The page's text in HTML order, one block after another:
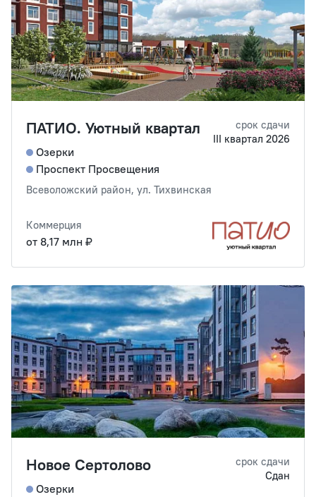
ПАТИО. Уютный квартал
Озерки
Проспект Просвещения
Всеволожский район, ул. Тихвинская
срок сдачи
III квартал 2026
Коммерция
от 8,17 млн ₽
Новое Сертолово
Озерки
срок сдачи
Сдан